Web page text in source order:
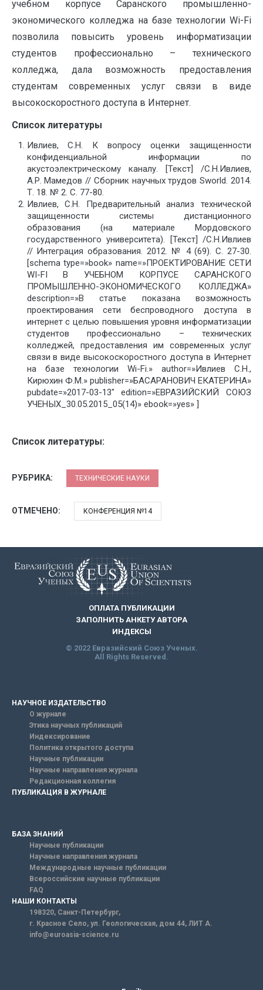
учебном корпусе Саранского промышленно-
экономического колледжа на базе технологии Wi-Fi
позволила повысить уровень информатизации
студентов профессионально – технического
колледжа, дала возможность предоставления
студентам современных услуг связи в виде
высокоскоростного доступа в Интернет.
Список литературы
Ивлиев, С.Н. К вопросу оценки защищенности
конфиденциальной информации по
акустоэлектрическому каналу. [Текст] /С.Н.Ивлиев,
А.Р. Мамедов // Сборник научных трудов Sworld. 2014.
Т. 18. № 2. С. 77-80.
Ивлиев, С.Н. Предварительный анализ технической
защищенности системы дистанционного
образования (на материале Мордовского
государственного университета). [Текст] /С.Н.Ивлиев
// Интеграция образования. 2012. № 4 (69). С. 27-30.
[schema type=»book» name=»ПРОЕКТИРОВАНИЕ СЕТИ
WI-FI В УЧЕБНОМ КОРПУСЕ САРАНСКОГО
ПРОМЫШЛЕННО-ЭКОНОМИЧЕСКОГО КОЛЛЕДЖА»
description=»В статье показана возможность
проектирования сети беспроводного доступа в
интернет с целью повышения уровня информатизации
студентов профессионально – технических
колледжей, предоставления им современных услуг
связи в виде высокоскоростного доступа в Интернет
на базе технологии Wi-Fi.» author=»Ивлиев С.Н.,
Кирюхин Ф.М.» publisher=»БАСАРАНОВИЧ ЕКАТЕРИНА»
pubdate=»2017-03-13″ edition=»ЕВРАЗИЙСКИЙ СОЮЗ
УЧЕНЫХ_30.05.2015_05(14)» ebook=»yes» ]
Список литературы:
РУБРИКА: ТЕХНИЧЕСКИЕ НАУКИ
ОТМЕЧЕНО: КОНФЕРЕНЦИЯ №14
ОПЛАТА ПУБЛИКАЦИИ
ЗАПОЛНИТЬ АНКЕТУ АВТОРА
ИНДЕКСЫ
© 2022 Евразийский Союз Ученых.
All Rights Reserved.
НАУЧНОЕ ИЗДАТЕЛЬСТВО
О журнале
Этика научных публикаций
Индексирование
Политика открытого доступа
Научные публикации
Научные направления журнала
Редакционная коллегия
ПУБЛИКАЦИЯ В ЖУРНАЛЕ
БАЗА ЗНАНИЙ
Научные публикации
Научные направления журнала
Международные научные публикации
Всероссийские научные публикации
FAQ
НАШИ КОНТАКТЫ
198320, Санкт-Петербург,
г. Красное Село, ул. Геологическая, дом 44, ЛИТ А.
info@euroasia-science.ru